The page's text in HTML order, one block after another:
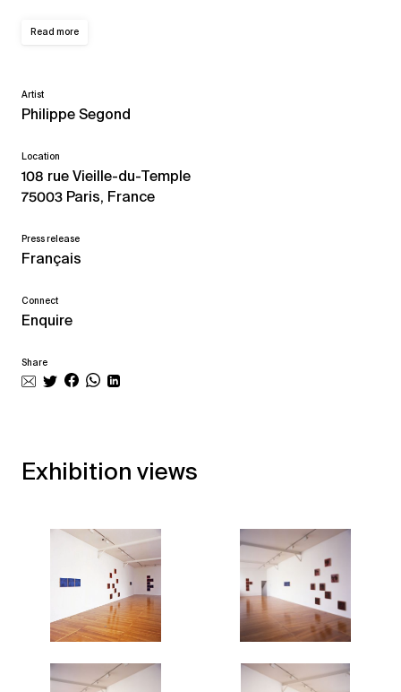
Read more
Artist
Philippe Segond
Location
108 rue Vieille-du-Temple
75003 Paris, France
Press release
Français
Connect
Enquire
Share
Exhibition views